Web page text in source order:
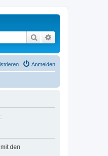
Suche
Anmelden
den